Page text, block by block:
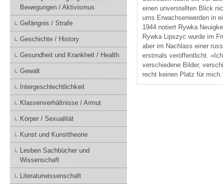
Bewegungen / Aktivismus
Gefängnis / Strafe
Geschichte / History
Gesundheit und Krankheit / Health
Gewalt
Intergeschlechtlichkeit
Klassenverhältnisse / Armut
Körper / Sexualität
Kunst und Kunsttheorie
Lesben Sachbücher und
Wissenschaft
Literaturwissenschaft
einen unverstellten Blick
ums Erwachsenwerden in
1944 notiert Rywka
Rywka Lipszyc wurde im
aber im Nachlass einer
erstmals veröffentlicht.
verschiedene Bilder,
recht keinen Platz für